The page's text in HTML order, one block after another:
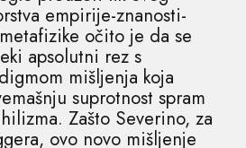
empirije-znanosti-
očito je da se
apsolutni rez s
mišljenja koja
suprotnost spram
Zašto Severino, za
ovo novo mišljenje